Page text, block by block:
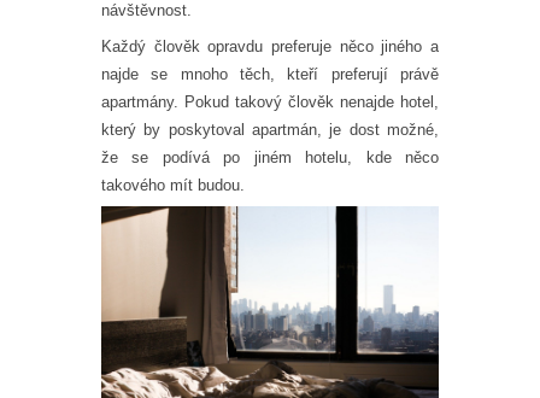
návštěvnost.
Každý člověk opravdu preferuje něco jiného a
najde se mnoho těch, kteří preferují právě
apartmány. Pokud takový člověk nenajde hotel,
který by poskytoval apartmán, je dost možné,
že se podívá po jiném hotelu, kde něco
takového mít budou.